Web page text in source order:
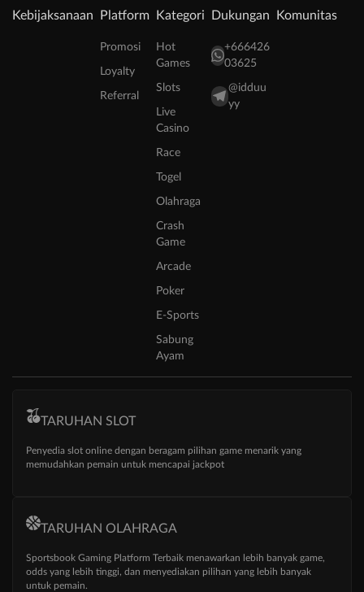
Kebijaksanaan Platform
Promosi
Loyalty
Referral
Kategori
Hot
Games
Slots
Live
Casino
Race
Togel
Olahraga
Crash
Game
Arcade
Poker
E-Sports
Sabung
Ayam
Dukungan
+666426
03625
@idduu
yy
Komunitas
TARUHAN SLOT
Penyedia slot online dengan beragam pilihan game menarik yang
memudahkan pemain untuk mencapai jackpot
TARUHAN OLAHRAGA
Sportsbook Gaming Platform Terbaik menawarkan lebih banyak game,
odds yang lebih tinggi, dan menyediakan pilihan yang lebih banyak
untuk pemain.